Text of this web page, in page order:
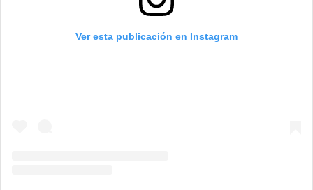
Ver esta publicación en Instagram